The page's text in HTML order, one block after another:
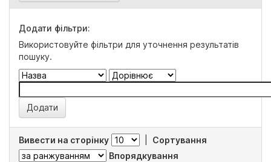
Додати фільтри:
Використовуйте фільтри для уточнення результатів
пошуку.
Вивести на сторінку
Сортування
Впорядкування